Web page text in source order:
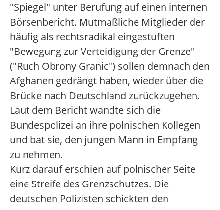
"Spiegel" unter Berufung auf einen internen
Börsenbericht. Mutmaßliche Mitglieder der
häufig als rechtsradikal eingestuften
"Bewegung zur Verteidigung der Grenze"
("Ruch Obrony Granic") sollen demnach den
Afghanen gedrängt haben, wieder über die
Brücke nach Deutschland zurückzugehen.
Laut dem Bericht wandte sich die
Bundespolizei an ihre polnischen Kollegen
und bat sie, den jungen Mann in Empfang
zu nehmen.
Kurz darauf erschien auf polnischer Seite
eine Streife des Grenzschutzes. Die
deutschen Polizisten schickten den